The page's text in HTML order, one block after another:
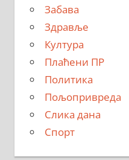
Забава
Здравље
Култура
Плаћени ПР
Политика
Пољопривреда
Слика дана
Спорт